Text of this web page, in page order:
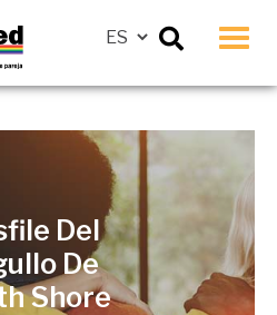
Del
De
Shore